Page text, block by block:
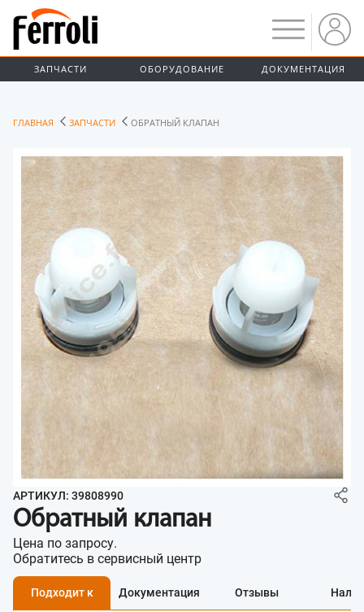
ЗАПЧАСТИ ОБОРУДОВАНИЕ ДОКУМЕНТАЦИЯ
ГЛАВНАЯ ЗАПЧАСТИ ОБРАТНЫЙ КЛАПАН
АРТИКУЛ: 39808990
Обратный клапан
Цена по запросу.
Обратитесь в сервисный центр
Подходит к Документация Отзывы